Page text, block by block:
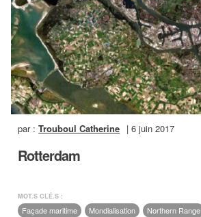
par :Trouboul Catherine | 6 juin 2017
Rotterdam
MOT.S CLÉ.S :
Façade maritime Mondialisation Northern Range